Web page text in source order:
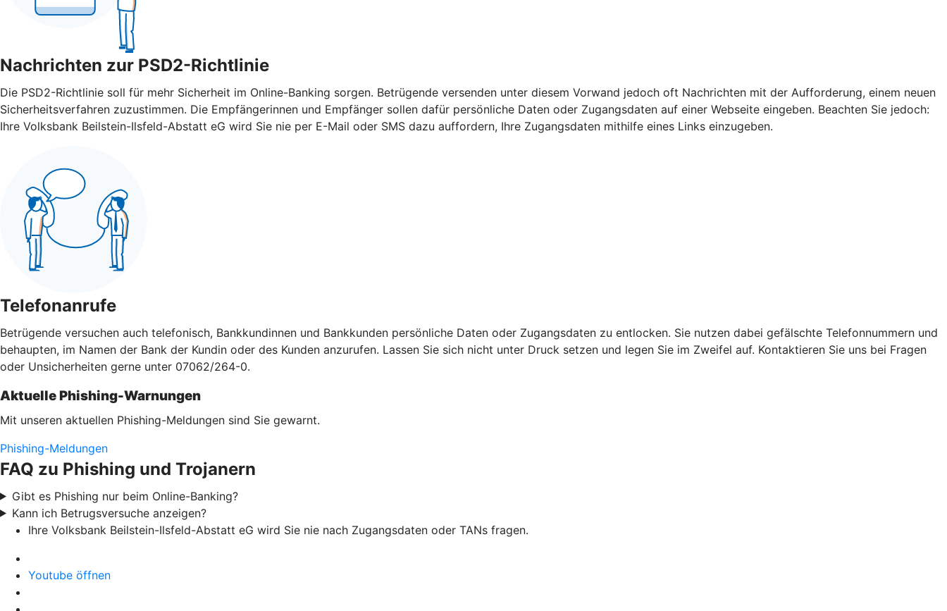
Nachrichten zur PSD2-Richtlinie
Die PSD2-Richtlinie soll für mehr Sicherheit im Online-Banking sorgen. Betrügende versenden unter diesem Vorwand jedoch oft Nachrichten mit der Aufforderung, einem neuen
Sicherheitsverfahren zuzustimmen. Die Empfängerinnen und Empfänger sollen dafür persönliche Daten oder Zugangsdaten auf einer Webseite eingeben. Beachten Sie jedoch:
Ihre Volksbank Beilstein-Ilsfeld-Abstatt eG wird Sie nie per E-Mail oder SMS dazu auffordern, Ihre Zugangsdaten mithilfe eines Links einzugeben.
Telefonanrufe
Betrügende versuchen auch telefonisch, Bankkundinnen und Bankkunden persönliche Daten oder Zugangsdaten zu entlocken. Sie nutzen dabei gefälschte Telefonnummern und
behaupten, im Namen der Bank der Kundin oder des Kunden anzurufen. Lassen Sie sich nicht unter Druck setzen und legen Sie im Zweifel auf. Kontaktieren Sie uns bei Fragen
oder Unsicherheiten gerne unter 07062/264-0.
Aktuelle Phishing-Warnungen
Mit unseren aktuellen Phishing-Meldungen sind Sie gewarnt.
Phishing-Meldungen
FAQ zu Phishing und Trojanern
Gibt es Phishing nur beim Online-Banking?
Kann ich Betrugsversuche anzeigen?
Ihre Volksbank Beilstein-Ilsfeld-Abstatt eG wird Sie nie nach Zugangsdaten oder TANs fragen.
Youtube öffnen